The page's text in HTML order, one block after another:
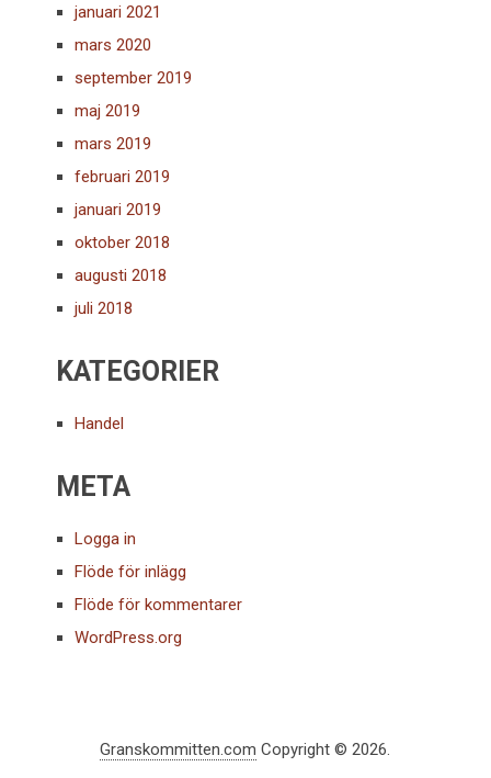
januari 2021
mars 2020
september 2019
maj 2019
mars 2019
februari 2019
januari 2019
oktober 2018
augusti 2018
juli 2018
KATEGORIER
Handel
META
Logga in
Flöde för inlägg
Flöde för kommentarer
WordPress.org
Granskommitten.com Copyright © 2026.